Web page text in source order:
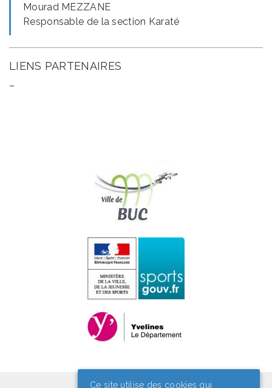
Mourad MEZZANE
Responsable de la section Karaté
LIENS PARTENAIRES
–
Ce site utilise des cookies qui